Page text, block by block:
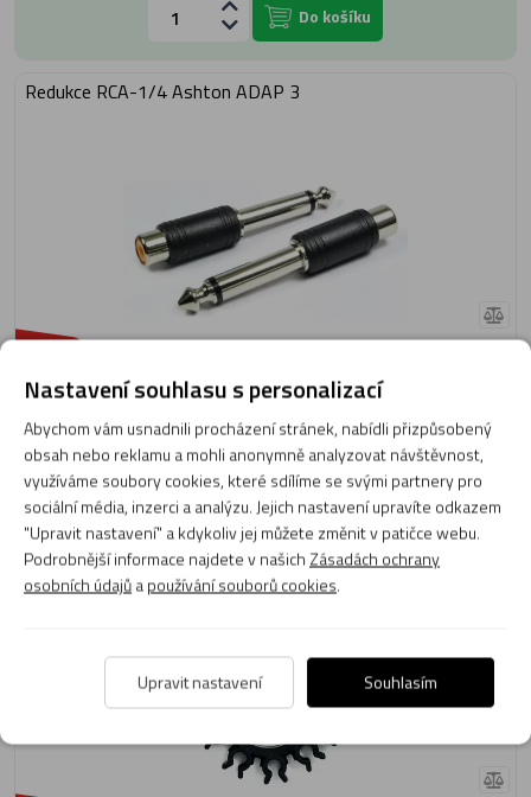
Do košíku
Redukce RCA-1/4 Ashton ADAP 3
39 Kč
Skladem 103 ks
Expedujeme: zítra
Do košíku
Držák kabelů Gibraltar SC-CBLMAN
Nastavení souhlasu s personalizací
Abychom vám usnadnili procházení stránek, nabídli přizpůsobený
obsah nebo reklamu a mohli anonymně analyzovat návštěvnost,
využíváme soubory cookies, které sdílíme se svými partnery pro
sociální média, inzerci a analýzu. Jejich nastavení upravíte odkazem
"Upravit nastavení" a kdykoliv jej můžete změnit v patičce webu.
Podrobnější informace najdete v našich Zásadách ochrany
osobních údajůapoužívání souborů cookies.
Upravit nastavení Souhlasím